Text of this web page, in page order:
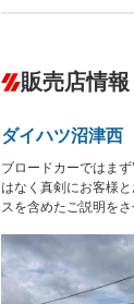
－ ダウンヒルアシ
Bluetooth接続
－ レンタカーアッ
－ オーディオ
－
ヘッドライトウ
ー
LEDヘッドラン
ETC
－ ランフラットタ
－ フルフラットシ
販売店情報
ダイハツ沼津
ブロードカーではま
はなく真剣にお客様
スを含めたご説明を